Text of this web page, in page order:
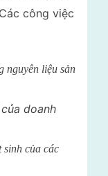
công việc
nguyên liệu sản
doanh
của các